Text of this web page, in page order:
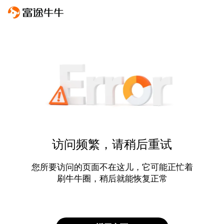
访问频繁，请稍后重试
您所要访问的页面不在这儿，它可能正忙着
刷牛牛圈，稍后就能恢复正常